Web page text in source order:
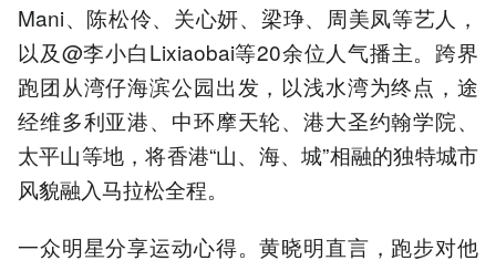
Mani、陈松伶、关心妍、梁琤、周美凤等艺人，
以及@李小白Lixiaobai等20余位人气播主。跨界
跑团从湾仔海滨公园出发，以浅水湾为终点，途
经维多利亚港、中环摩天轮、港大圣约翰学院、
太平山等地，将香港“山、海、城”相融的独特城市
风貌融入马拉松全程。
一众明星分享运动心得。黄晓明直言，跑步对他